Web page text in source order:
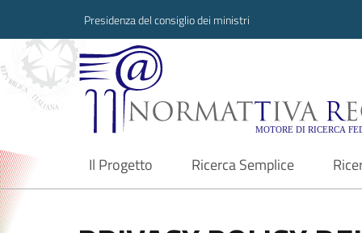
Presidenza del consiglio dei ministri
Normattiva
Il Progetto
current Ricerca Semplice